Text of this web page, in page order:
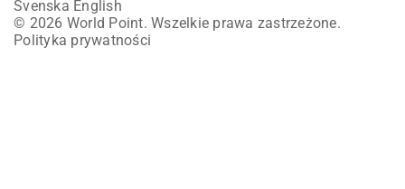
Svenska English
© 2026 World Point. Wszelkie prawa zastrzeżone.
Polityka prywatności